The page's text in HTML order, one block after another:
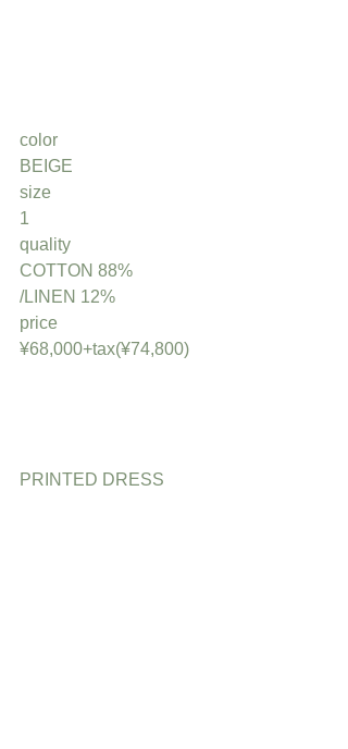
color
BEIGE
size
1
quality
COTTON 88%
/LINEN 12%
price
¥68,000+tax(¥74,800)
PRINTED DRESS